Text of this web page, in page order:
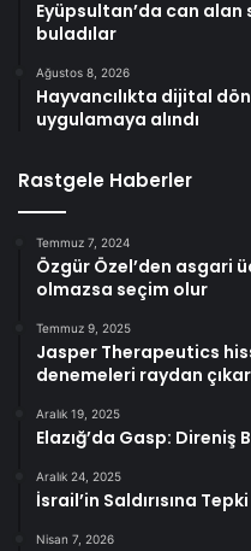
Eyüpsultan’da can alan
buladılar
Ağustos 8, 2026
Hayvancılıkta dijital
uygulamaya alındı
Rastgele Haberler
Temmuz 7, 2024
Özgür Özel’den asgari
olmazsa seçim olur
Temmuz 9, 2025
Jasper Therapeutics
denemeleri raydan
Aralık 19, 2025
Elazığ’da Gasp: Direniş
Aralık 24, 2025
İsrail’in Saldırısına
Nisan 7, 2026